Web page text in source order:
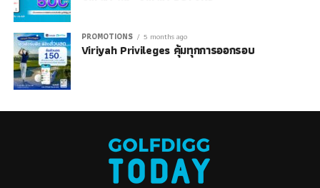
PROMOTIONS 5 months ago
Viriyah Privileges คุ้มทุกการออกรอบ